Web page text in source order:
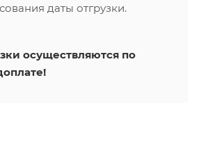
даты отгрузки.
осуществляются по